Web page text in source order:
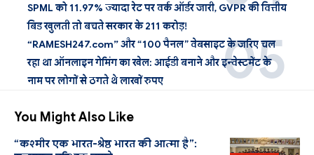
SPML को 11.97% ज्यादा रेट पर वर्क ऑर्डर जारी, GVPR की वित्तीय
बिड खुलती तो बचते सरकार के 211 करोड़!
“RAMESH247.com” और “100 पैनल” वेबसाइट के जरिए चल
रहा था ऑनलाइन गेमिंग का खेल: आईडी बनाने और इन्वेस्टमेंट के
नाम पर लोगों से ठगते थे लाखों रुपए
You Might Also Like
“कश्मीर एक भारत-श्रेष्ठ भारत की आत्मा है”: